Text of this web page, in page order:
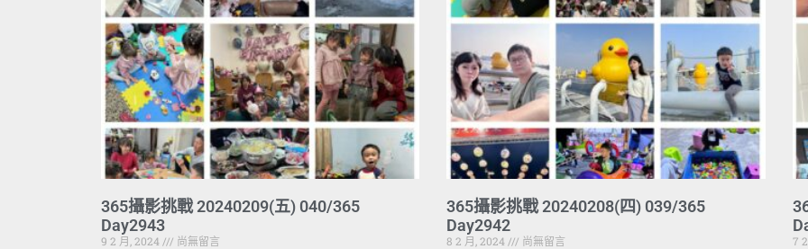
365攝影挑戰 20240209(五) 040/365
Day2943
9 2 月, 2024
尚無留言
365攝影挑戰 20240208(四) 039/365
Day2942
8 2 月, 2024
尚無留言
7